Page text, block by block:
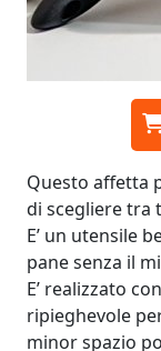
Questo affetta
di scegliere tra
E’ un utensile
pane senza il
E’ realizzato
ripieghevole
minor spazio